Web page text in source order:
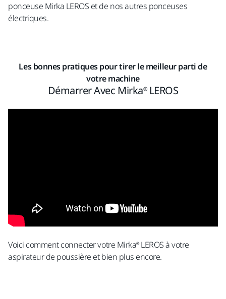
ponceuse Mirka LEROS et de nos autres ponceuses
électriques.
Les bonnes pratiques pour tirer le meilleur parti de
votre machine
Démarrer Avec Mirka® LEROS
Voici comment connecter votre Mirka® LEROS à votre
aspirateur de poussière et bien plus encore.